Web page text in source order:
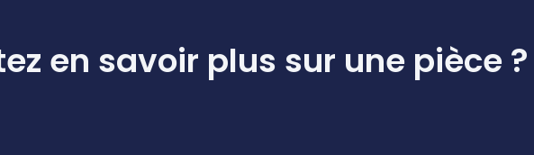
en savoir plus sur une pièce ?